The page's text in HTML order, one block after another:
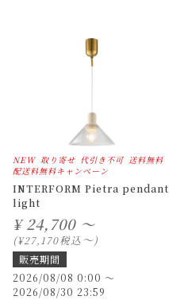
NEW 取り寄せ 代引き不可 送料無料
配送料無料キャンペーン
INTERFORM Pietra pendant
light
¥ 24,700 ～
¥27,170税込〜
販売期間
2026/08/08 0:00 〜
2026/08/30 23:59